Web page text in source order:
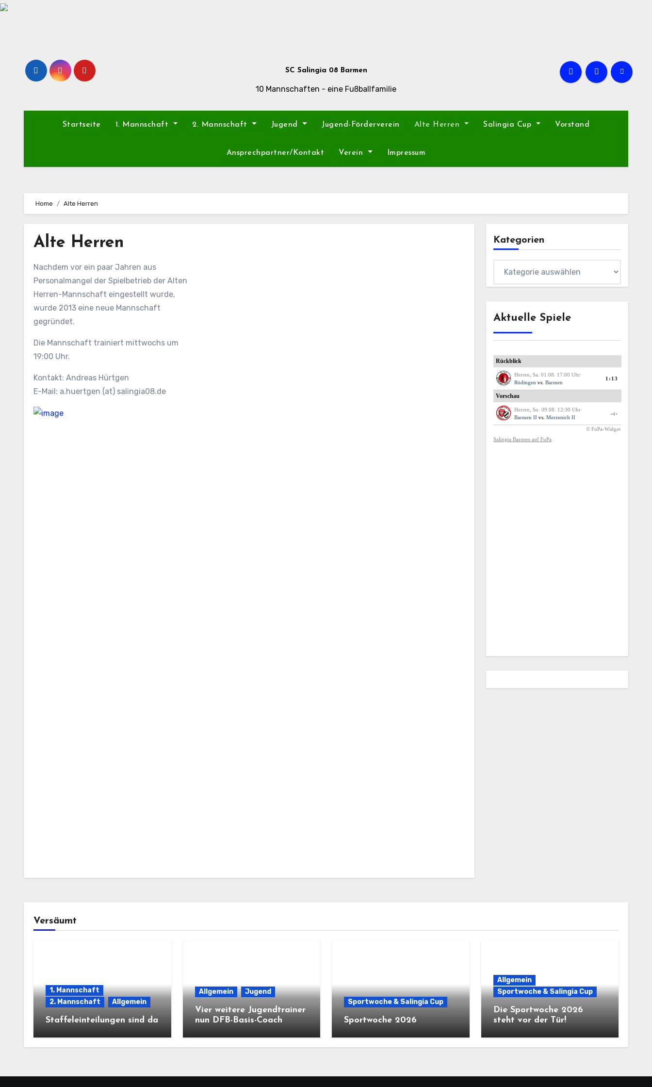
Zu
SC Salingia 08 Barmen
10 Mannschaften - eine Fußballfamilie
Startseite 1. Mannschaft 2. Mannschaft Jugend Jugend-Förderverein Alte Herren Salingia Cup Vorstand
Ansprechpartner/Kontakt Verein Impressum
Home Alte Herren
Alte Herren
Nachdem vor ein paar Jahren aus
Personalmangel der Spielbetrieb der Alten
Herren-Mannschaft eingestellt wurde,
wurde 2013 eine neue Mannschaft
gegründet.
Die Mannschaft trainiert mittwochs um
19:00 Uhr.
Kontakt: Andreas Hürtgen
E-Mail: a.huertgen (at) salingia08.de
Kategorien
Aktuelle Spiele
Versäumt
1. Mannschaft
2. Mannschaft
Allgemein
Staffeleinteilungen sind da
Allgemein Jugend
Vier weitere Jugendtrainer
nun DFB-Basis-Coach
Sportwoche & Salingia Cup
Sportwoche 2026
Allgemein
Sportwoche & Salingia Cup
Die Sportwoche 2026
steht vor der Tür!